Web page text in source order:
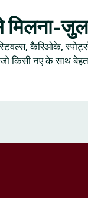
मिलना-
कैरिओके,
किसी नए के साथ